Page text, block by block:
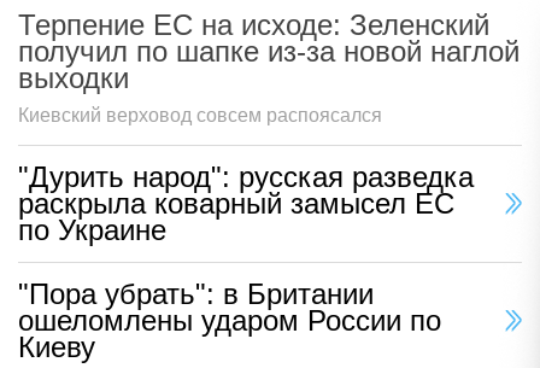
Терпение ЕС на исходе: Зеленский
получил по шапке из-за новой наглой
выходки
Киевский верховод совсем распоясался
"Дурить народ": русская разведка
раскрыла коварный замысел ЕС
по Украине
"Пора убрать": в Британии
ошеломлены ударом России по
Киеву